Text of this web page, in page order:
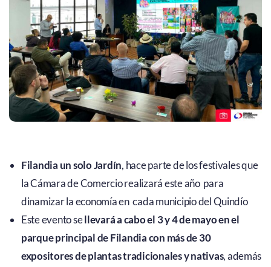
Filandia un solo Jardín, hace parte de los festivales que
la Cámara de Comercio realizará este año para
dinamizar la economía en cada municipio del Quindío
Este evento sellevará a cabo el 3 y 4 de mayo en el
parque principal de Filandia con más de 30
expositores de plantas tradicionales y nativas, además